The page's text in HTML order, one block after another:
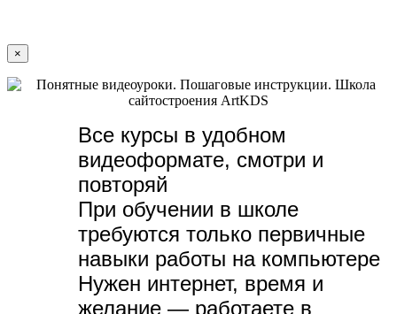
×
Все курсы в удобном
видеоформате, смотри и
повторяй
При обучении в школе
требуются только первичные
навыки работы на компьютере
Нужен интернет, время и
желание — работаете в